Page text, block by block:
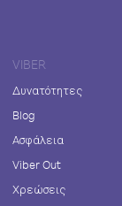
VIBER
Δυνατότητες
Blog
Ασφάλεια
Viber Out
Χρεώσεις